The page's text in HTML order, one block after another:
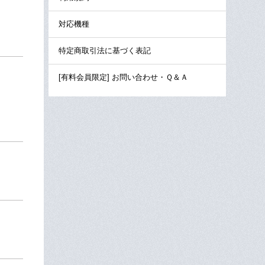
対応機種
特定商取引法に基づく表記
[有料会員限定] お問い合わせ・Ｑ＆Ａ